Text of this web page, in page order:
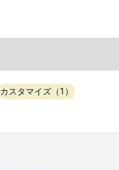
カスタマイズ（1）